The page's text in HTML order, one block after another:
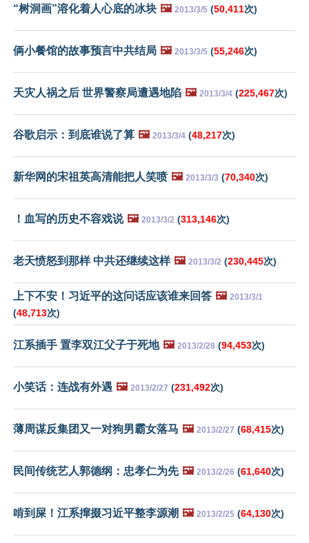
“树洞画”溶化着人心底的冰块 🖼️ 2013/3/5 (50,411次)
俩小餐馆的故事预言中共结局 🖼️ 2013/3/5 (55,246次)
天灾人祸之后 世界警察局遭遇地陷 🖼️ 2013/3/4 (225,467次)
谷歌启示：到底谁说了算 🖼️ 2013/3/4 (48,217次)
新华网的宋祖英高清能把人笑喷 🖼️ 2013/3/3 (70,340次)
！血写的历史不容戏说 🖼️ 2013/3/2 (313,146次)
老天愤怒到那样 中共还继续这样 🖼️ 2013/3/2 (230,445次)
上下不安！习近平的这问话应该谁来回答 🖼️ 2013/3/1
(48,713次)
江系插手 置李双江父子于死地 🖼️ 2013/2/28 (94,453次)
小笑话：连战有外遇 🖼️ 2013/2/27 (231,492次)
薄周谋反集团又一对狗男霸女落马 🖼️ 2013/2/27 (68,415次)
民间传统艺人郭德纲：忠孝仁为先 🖼️ 2013/2/26 (61,640次)
啃到屎！江系撺掇习近平整李源潮 🖼️ 2013/2/25 (64,130次)